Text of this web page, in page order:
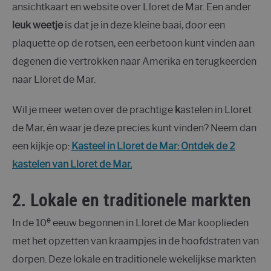
ansichtkaart en website over Lloret de Mar. Een ander
leuk weetje is dat je in deze kleine baai, door een
plaquette op de rotsen, een eerbetoon kunt vinden aan
degenen die vertrokken naar Amerika en terugkeerden
naar Lloret de Mar.
Wil je meer weten over de prachtige kastelen in Lloret
de Mar, én waar je deze precies kunt vinden? Neem dan
een kijkje op: Kasteel in Lloret de Mar: Ontdek de 2
kastelen van Lloretde Mar.
2. Lokale en traditionele markten
In de 10e eeuw begonnen in Lloret de Mar kooplieden
met het opzetten van kraampjes in de hoofdstraten van
dorpen. Deze lokale en traditionele wekelijkse markten